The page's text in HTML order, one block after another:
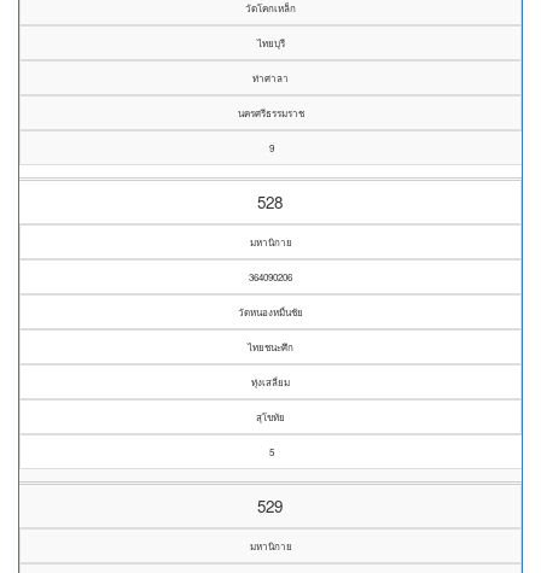
วัดโคกเหล็ก
ไทยบุรี
ท่าศาลา
นครศรีธรรมราช
9
528
มหานิกาย
364090206
วัดหนองหมื่นชัย
ไทยชนะศึก
ทุ่งเสลี่ยม
สุโขทัย
5
529
มหานิกาย